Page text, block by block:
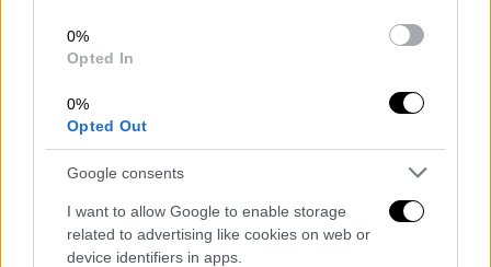
0%
Opted In
0%
Opted Out
Google consents
I want to allow Google to enable storage
related to advertising like cookies on web or
device identifiers in apps.